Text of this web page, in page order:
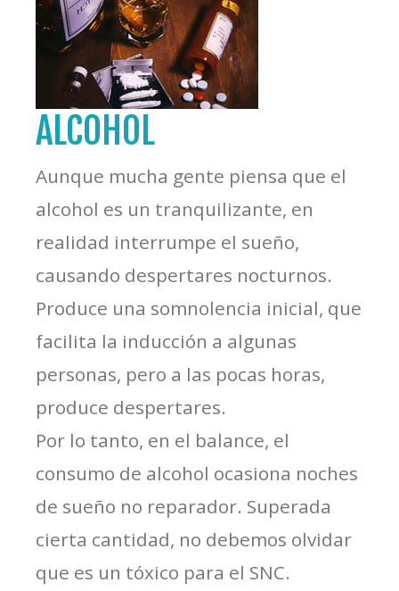
ALCOHOL
Aunque mucha gente piensa que el
alcohol es un tranquilizante, en
realidad interrumpe el sueño,
causando despertares nocturnos.
Produce una somnolencia inicial, que
facilita la inducción a algunas
personas, pero a las pocas horas,
produce despertares.
Por lo tanto, en el balance, el
consumo de alcohol ocasiona noches
de sueño no reparador. Superada
cierta cantidad, no debemos olvidar
que es un tóxico para el SNC.